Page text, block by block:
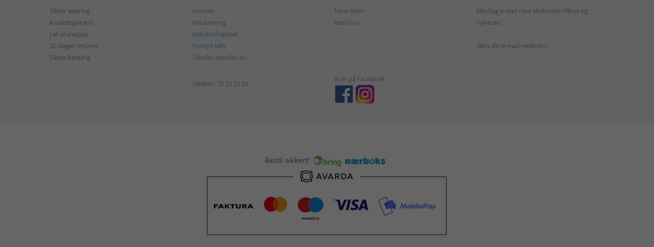
Sikker levering
Kvalitetsgaranti
Let at shoppe
30 dages returret
Sikker betaling
Kontakt
Returnering
Købsbetingelser
Fortryd køb
Således bestiller du
Mine sider
Bestil nu
Modtag e-mail med eksklusive tilbud og
nyheder.
Skriv din e-mail nedenfor.
Telefon: 70 20 22 50
Vi er på Facebook
Bestil sikkert!